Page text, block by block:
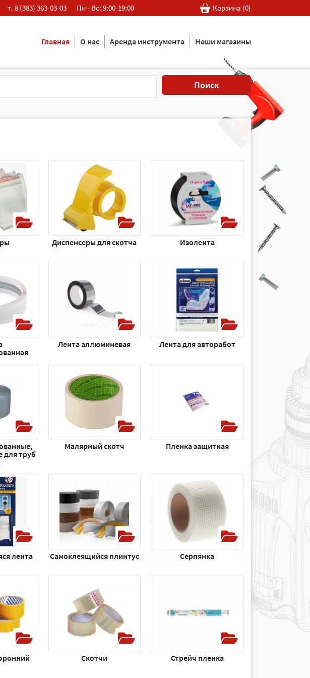
т. 8 (383) 363-03-03 Пн - Вс: 9:00-19:00 Корзина (0)
Главная О нас Аренда инструмента Наши магазины
Поиск
Диспенсеры для скотча Изолента
Лента аллюминевая Лента для авторабот
для труб
Малярный скотч Пленка защитная
лента Самоклеящийся плинтус Серпянка
Скотчи Стрейч пленка